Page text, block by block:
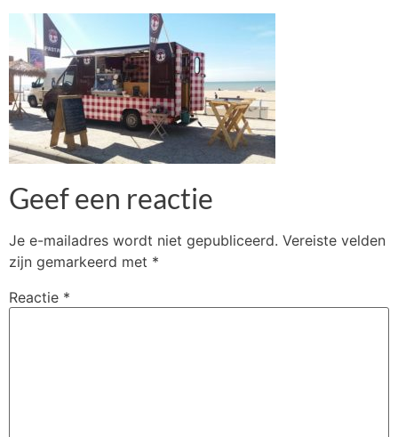
Geef een reactie
Je e-mailadres wordt niet gepubliceerd. Vereiste velden
zijn gemarkeerd met *
Reactie *